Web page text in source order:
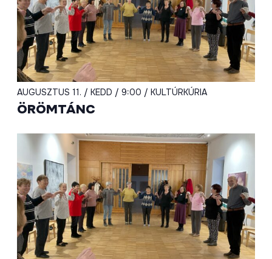
AUGUSZTUS 11. / KEDD / 9:00 / KULTÚRKÚRIA
ÖRÖMTÁNC